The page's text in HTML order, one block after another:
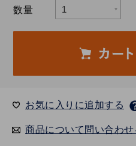
数量
お気に入りに追加する
商品について問い合わせ